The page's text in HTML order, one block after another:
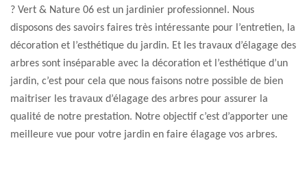
? Vert & Nature 06 est un jardinier professionnel. Nous
disposons des savoirs faires très intéressante pour l’entretien, la
décoration et l’esthétique du jardin. Et les travaux d’élagage des
arbres sont inséparable avec la décoration et l’esthétique d’un
jardin, c’est pour cela que nous faisons notre possible de bien
maitriser les travaux d’élagage des arbres pour assurer la
qualité de notre prestation. Notre objectif c’est d’apporter une
meilleure vue pour votre jardin en faire élagage vos arbres.